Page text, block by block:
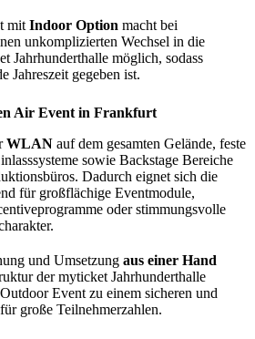
mit Indoor Option macht bei
unkomplizierten Wechsel in die
Jahrhunderthalle möglich, sodass
Jahreszeit gegeben ist.
Air Event in Frankfurt
WLAN auf dem gesamten Gelände, feste
sowie Backstage Bereiche
Dadurch eignet sich die
für großflächige Eventmodule,
oder stimmungsvolle
und Umsetzung aus einer Hand
der myticket Jahrhunderthalle
Event zu einem sicheren und
große Teilnehmerzahlen.